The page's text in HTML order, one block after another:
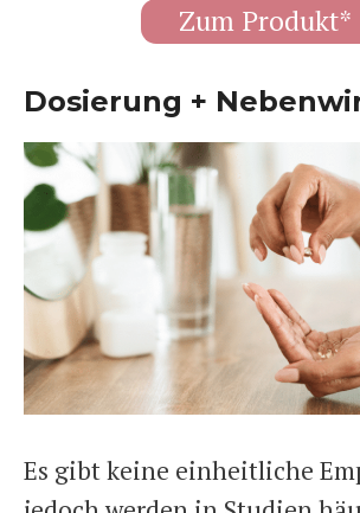
Zum Produkt*
Dosierung +
Es gibt keine einheitliche